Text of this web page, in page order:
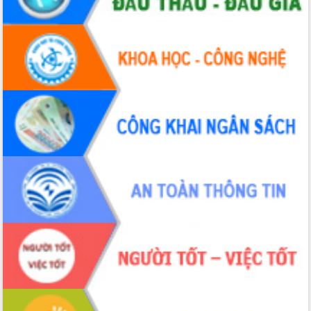
2026-2031
Đảm bảo cuộc bầu cử đại biểu Quốc
hội và đại biểu HĐND các cấp diễn ra
an toàn, hiệu quả, đúng quy định
Thủ tướng Chính phủ Phạm Minh Chính
kiểm tra, chỉ đạo hoàn thành các dự
án cao tốc và thăm khu tái định cư tại
Đắk Lắk
Sôi nổi Hội đua ngựa truyền thống Gò
Thì Thùng mừng Xuân Bính Ngọ 2026
Lãnh đạo tỉnh dâng hương tưởng niệm
tại Đập Đồng Cam đầu Xuân Bính Ngọ
Ngành nông nghiệp phấn đấu tăng
trưởng đạt 5,86% trong năm 2026
UBND tỉnh Đắk Lắk triển khai công tác
quốc phòng, quân sự địa phương năm
2026
Đắk Lắk tập trung toàn lực khắc phục
tồn tại IUU, sẵn sàng làm việc với
Đoàn thanh tra EC
Chủ tịch UBND tỉnh Tạ Anh Tuấn thăm,